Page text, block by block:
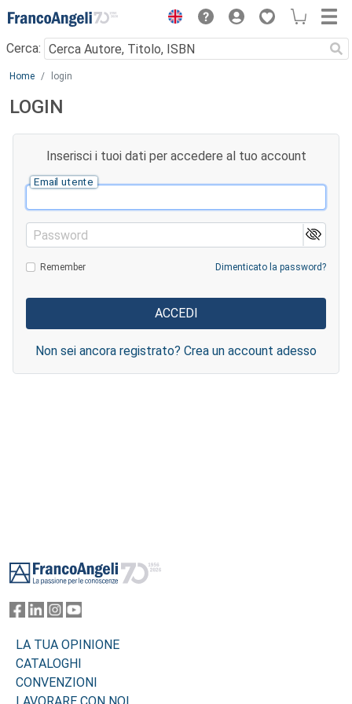
Menu
Cerca:
Main content
Home login
LOGIN
Inserisci i tuoi dati per accedere al tuo account
Email utente
Password
Remember Dimenticato la password?
Non sei ancora registrato? Crea un account adesso
LA TUA OPINIONE
CATALOGHI
CONVENZIONI